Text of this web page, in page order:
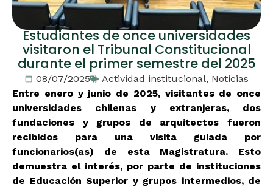
Estudiantes de once universidades
visitaron el Tribunal Constitucional
durante el primer semestre del 2025
08/07/2025 Actividad institucional, Noticias
Entre enero y junio de 2025, visitantes de once
universidades chilenas y extranjeras, dos
fundaciones y grupos de arquitectos fueron
recibidos para una visita guiada por
funcionarios(as) de esta Magistratura. Esto
demuestra el interés, por parte de instituciones
de Educación Superior y grupos intermedios, de